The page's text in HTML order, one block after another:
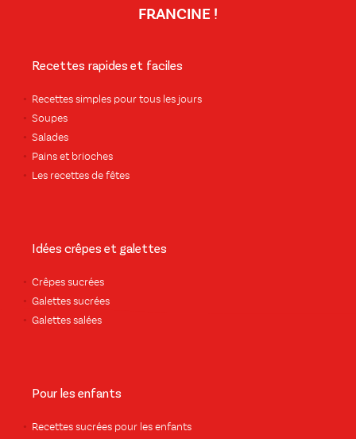
FRANCINE !
Recettes rapides et faciles
Recettes simples pour tous les jours
Soupes
Salades
Pains et brioches
Les recettes de fêtes
Idées crêpes et galettes
Crêpes sucrées
Galettes sucrées
Galettes salées
Pour les enfants
Recettes sucrées pour les enfants